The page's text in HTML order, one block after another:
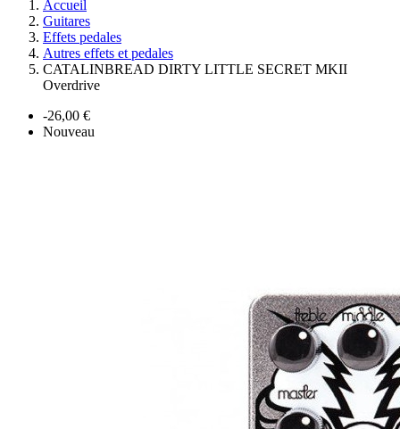
Accueil
Guitares
Effets pedales
Autres effets et pedales
CATALINBREAD DIRTY LITTLE SECRET MKII
Overdrive
-26,00 €
Nouveau